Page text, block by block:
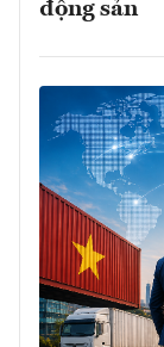
động sản